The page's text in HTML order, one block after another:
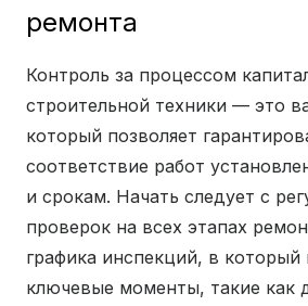
ремонта
Контроль за процессом
строительной техники — это
который позволяет
соответствие работ
и срокам. Начать следует с
проверок на всех этапах
графика инспекций, в
ключевые моменты, такие как